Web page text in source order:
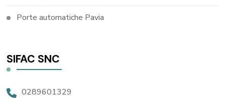
Porte automatiche Pavia
SIFAC SNC
0289601329